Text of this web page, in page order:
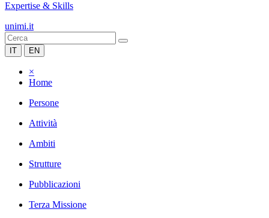
Expertise & Skills
unimi.it
IT EN
×
Home
Persone
Attività
Ambiti
Strutture
Pubblicazioni
Terza Missione